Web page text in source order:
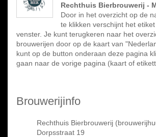
Rechthuis Bierbrouwerij -
Door in het overzicht op de
te klikken verschijnt het
venster. Je kunt terugkeren naar het
brouwerijen door op de kaart van
kunt op de button onderaan deze pagina
gaan naar de vorige pagina (kaart of
Brouwerijinfo
Rechthuis Bierbrouwerij
Dorpsstraat 19